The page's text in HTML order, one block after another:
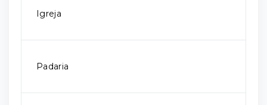
Igreja
Padaria